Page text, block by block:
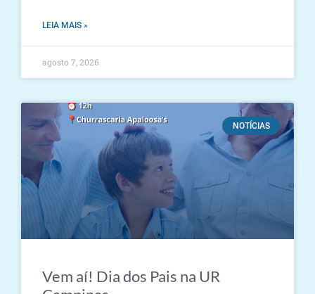
LEIA MAIS »
agosto 7, 2026
NOTÍCIAS
Vem aí! Dia dos Pais na UR